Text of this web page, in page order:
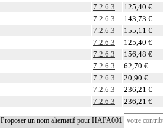
7.2.6.3 125,40 €
7.2.6.3 143,73 €
7.2.6.3 155,11 €
7.2.6.3 125,40 €
7.2.6.3 156,48 €
7.2.6.3 62,70 €
7.2.6.3 20,90 €
7.2.6.3 236,21 €
7.2.6.3 236,21 €
Proposer un nom alternatif pour HAPA001